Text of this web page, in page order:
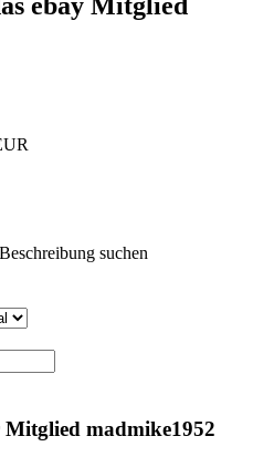
suchen
madmike1952